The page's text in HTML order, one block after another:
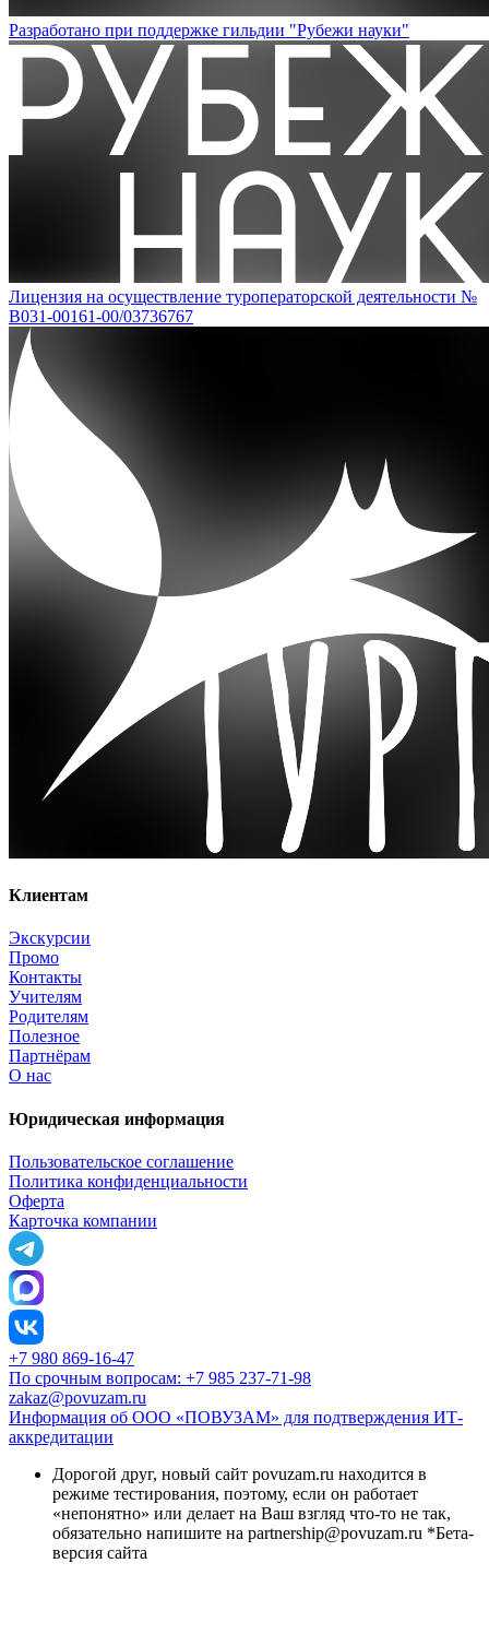
Разработано при поддержке гильдии "Рубежи науки"
Лицензия на осуществление туроператорской деятельности №
В031-00161-00/03736767
Клиентам
Экскурсии
Промо
Контакты
Учителям
Родителям
Полезное
Партнёрам
О нас
Юридическая информация
Пользовательское соглашение
Политика конфиденциальности
Оферта
Карточка компании
+7 980 869-16-47
По срочным вопросам: +7 985 237-71-98
zakaz@povuzam.ru
Информация об ООО «ПОВУЗАМ» для подтверждения ИТ-
аккредитации
Дорогой друг, новый сайт povuzam.ru находится в
режиме тестирования, поэтому, если он работает
«непонятно» или делает на Ваш взгляд что-то не так,
обязательно напишите на partnership@povuzam.ru *Бета-
версия сайта